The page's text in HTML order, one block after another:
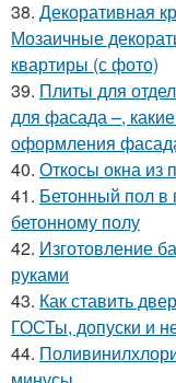
38. Декоративная
Мозаичные
квартиры (с фото)
39. Плиты для
для фасада –,
оформления
40. Откосы окна из
41. Бетонный пол в
бетонному полу
42. Изготовление
руками
43. Как ставить
ГОСТы, допуски и
44.